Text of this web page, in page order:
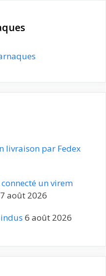
livraison par Fedex
un virem
7 août 2026
6 août 2026